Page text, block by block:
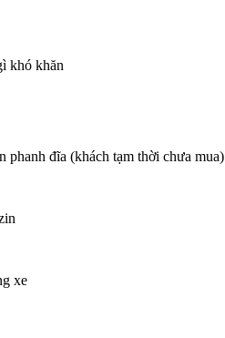
khó khăn
phanh đĩa (khách tạm thời chưa mua)
xe